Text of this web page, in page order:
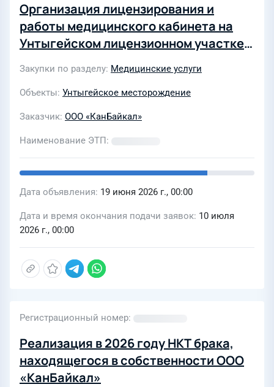
Организация лицензирования и
работы медицинского кабинета на
Унтыгейском лицензионном участке
Закупки по разделу Медицинские услуги
Объекты Унтыгейское месторождение
Заказчик ООО «КанБайкал»
Наименование ЭТП
Дата объявления 19 июня 2026 г., 00:00
Дата и время окончания подачи заявок 10 июля
2026 г., 00:00
Регистрационный номер
Реализация в 2026 году НКТ брака,
находящегося в собственности ООО
«КанБайкал»